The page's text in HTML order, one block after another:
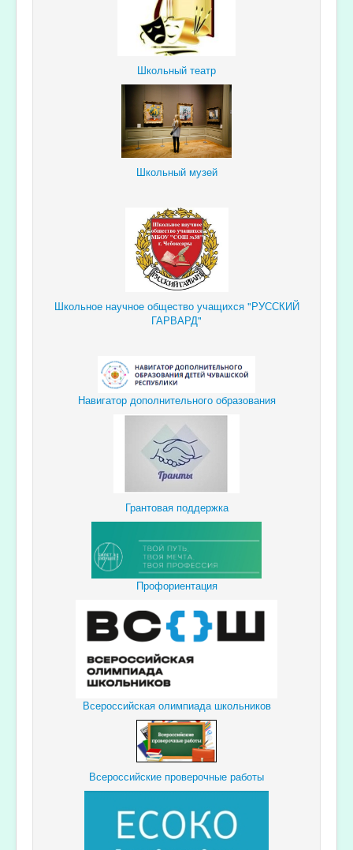
Школьный театр
Школьный музей
Школьное научное общество учащихся "РУССКИЙ
ГАРВАРД"
Навигатор дополнительного образования
Грантовая поддержка
Профориентация
Всероссийская олимпиада школьников
Всероссийские проверочные работы